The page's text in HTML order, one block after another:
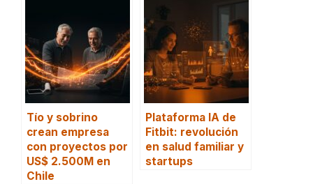
Tío y sobrino
crean empresa
con proyectos por
US$ 2.500M en
Chile
Plataforma IA de
Fitbit: revolución
en salud familiar y
startups